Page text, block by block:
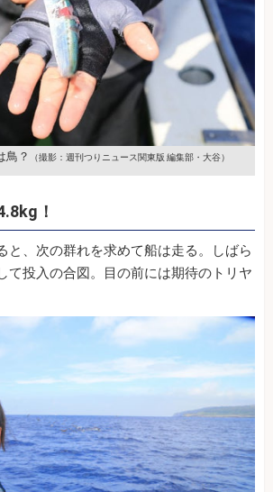
鳥？ （撮影：週刊つりニュース関東版 編集部・大谷）
！
と、次の群れを求めて船は走る。しばら
て投入の合図。目の前には期待のトリヤ